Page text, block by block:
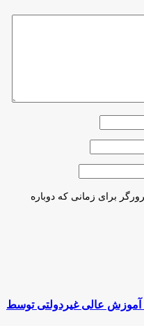
برای زمانی که دوباره
آموزش عالی غیردولتی توسط